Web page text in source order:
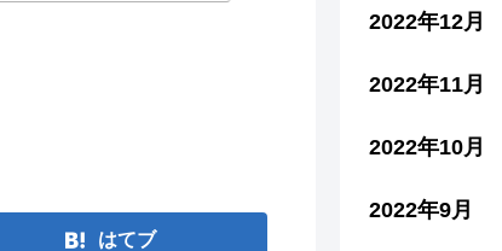
はてブ
2022年12月
2022年11月
2022年10月
2022年9月